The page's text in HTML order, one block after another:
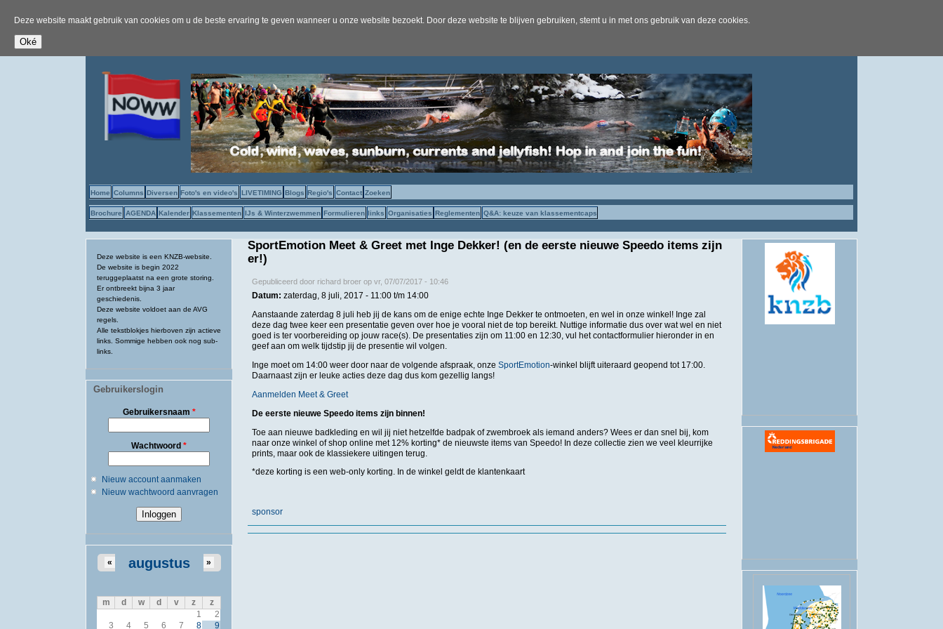
Deze website maakt gebruik van cookies om u de beste ervaring te geven wanneer u onze website bezoekt. Door deze website te blijven gebruiken, stemt u in met ons gebruik van deze cookies.
Home Columns Diversen Foto's en video's LIVETIMING Blogs Regio's Contact Zoeken
Brochure AGENDA Kalender Klassementen IJs & Winterzwemmen Formulieren links Organisaties Reglementen Q&A: keuze van klassementcaps
Deze website is een KNZB-website.
De website is begin 2022
teruggeplaatst na een grote storing.
Er ontbreekt bijna 3 jaar
geschiedenis.
Deze website voldoet aan de AVG
regels.
Alle tekstblokjes hierboven zijn actieve
links. Sommige hebben ook nog sub-
links.
Gebruikerslogin
Gebruikersnaam *
Wachtwoord *
Nieuw account aanmaken
Nieuw wachtwoord aanvragen
augustus
« »
m d w d v z
z
1
2
3
4 5 6 7 8
9
SportEmotion Meet & Greet met Inge Dekker! (en de eerste nieuwe Speedo items zijn
er!)
Gepubliceerd door richard broerop vr, 07/07/2017 - 10:46
Datum: zaterdag, 8 juli, 2017 - 11:00t/m 14:00
Aanstaande zaterdag 8 juli heb jij de kans om de enige echte Inge Dekker te ontmoeten, en wel in onze winkel! Inge zal
deze dag twee keer een presentatie geven over hoe je vooral niet de top bereikt. Nuttige informatie dus over wat wel en niet
goed is ter voorbereiding op jouw race(s). De presentaties zijn om 11:00 en 12:30, vul het contactformulier hieronder in en
geef aan om welk tijdstip jij de presentie wil volgen.
Inge moet om 14:00 weer door naar de volgende afspraak, onze SportEmotion-winkel blijft uiteraard geopend tot 17:00.
Daarnaast zijn er leuke acties deze dag dus kom gezellig langs!
Aanmelden Meet & Greet
De eerste nieuwe Speedo items zijn binnen!
Toe aan nieuwe badkleding en wil jij niet hetzelfde badpak of zwembroek als iemand anders? Wees er dan snel bij, kom
naar onze winkel of shop online met 12% korting* de nieuwste items van Speedo! In deze collectie zien we veel kleurrijke
prints, maar ook de klassiekere uitingen terug.
*deze korting is een web-only korting. In de winkel geldt de klantenkaart
sponsor